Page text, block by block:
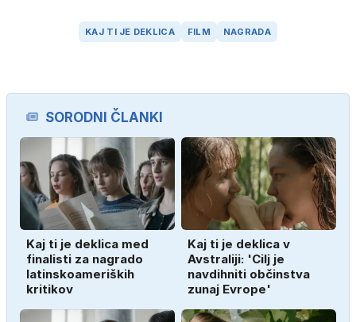
KAJ TI JE DEKLICA FILM NAGRADA
SORODNI ČLANKI
Kaj ti je deklica med
finalisti za nagrado
latinskoameriških
kritikov
Kaj ti je deklica v
Avstraliji: 'Cilj je
navdihniti občinstva
zunaj Evrope'